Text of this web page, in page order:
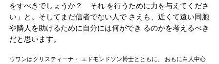
をすべきでしょうか？ それ を行うために力を与えてくださ
い」と。そしてまだ信者でない人で さえも、近くて遠い同胞
や隣人を助けるために自分には何ができ るのかを考えるべき
だと思います。
ウワンはクリスティーナ・ エドモンドソン博士とともに、 おもに白人中心